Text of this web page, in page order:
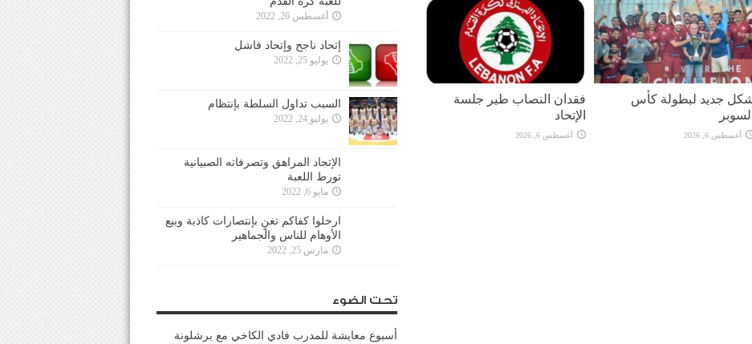
جديد لبطولة كأس
أغسطس 6, 2026
فقدان النصاب طير جلسة
الإتحاد
أغسطس 6, 2026
أغسطس 26, 2022
إتحاد ناجح وإتحاد فاشل
يوليو 25, 2022
السبب تداول السلطة بإنتظام
يوليو 24, 2022
الإتحاد المراهق وتصرفاته الصبيانية
تورط اللعبة
مايو 6, 2022
ارحلوا كفاكم تغنٍ بإنتصارات كاذبة وبيع
الأوهام للناس والجماهير
مارس 25, 2022
تحت الضوء
أسبوع معايشة للمدرب فادي الكاخي مع برشلونة